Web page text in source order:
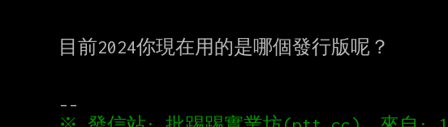
目前2024你現在用的是哪個發行版呢？